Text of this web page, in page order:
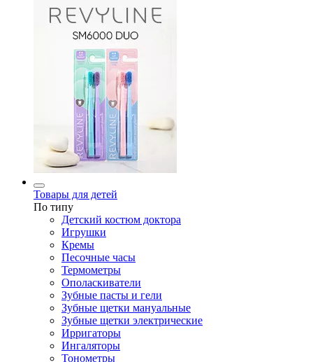
Товары для детей
По типу
Детский костюм доктора
Игрушки
Кремы
Песочные часы
Термометры
Ополаскиватели
Зубные пасты и гели
Зубные щетки мануальные
Зубные щетки электрические
Ирригаторы
Ингаляторы
Тонометры